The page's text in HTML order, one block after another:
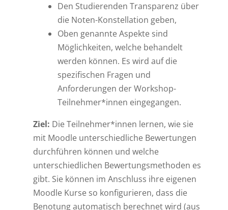
Den Studierenden Transparenz über
die Noten-Konstellation geben,
Oben genannte Aspekte sind
Möglichkeiten, welche behandelt
werden können. Es wird auf die
spezifischen Fragen und
Anforderungen der Workshop-
Teilnehmer*innen eingegangen.
Ziel: Die Teilnehmer*innen lernen, wie sie
mit Moodle unterschiedliche Bewertungen
durchführen können und welche
unterschiedlichen Bewertungsmethoden es
gibt. Sie können im Anschluss ihre eigenen
Moodle Kurse so konfigurieren, dass die
Benotung automatisch berechnet wird (aus